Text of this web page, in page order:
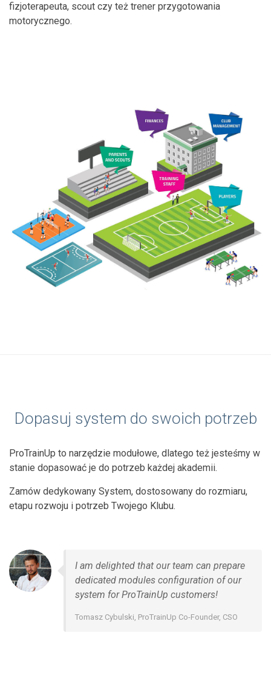
fizjoterapeuta, scout czy też trener przygotowania
motorycznego.
Dopasuj system do swoich potrzeb
ProTrainUp to narzędzie modułowe, dlatego też jesteśmy w
stanie dopasować je do potrzeb każdej akademii.
Zamów dedykowany System, dostosowany do rozmiaru,
etapu rozwoju i potrzeb Twojego Klubu.
I am delighted that our team can prepare
dedicated modules configuration of our
system for ProTrainUp customers!
Tomasz Cybulski, ProTrainUp Co-Founder, CSO